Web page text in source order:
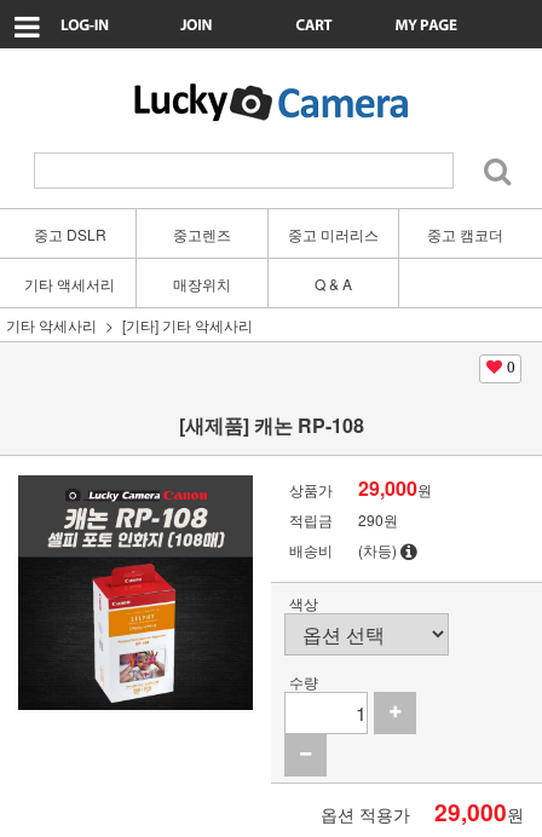
중고 DSLR 중고렌즈 중고 미러리스 중고 캠코더
기타 액세서리 매장위치
Q & A
기타 악세사리
[기타] 기타 악세사리
0
[새제품] 캐논 RP-108
상품가 29,000원
적립금
290원
배송비
(차등)
색상
수량
옵션 적용가 29,000원